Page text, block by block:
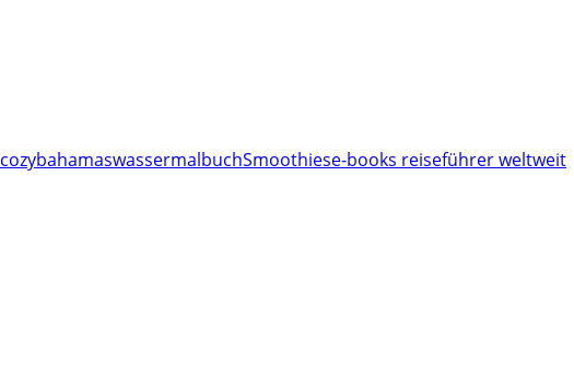
cozybahamaswassermalbuchSmoothiese-books reiseführer weltweit